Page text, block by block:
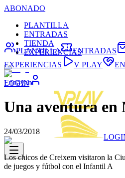
ABONADO
PLANTILLA
ENTRADAS
TIENDA
EXPERIENCIAS
LOGIN
PLANTILLA ENTRADAS
EXPERIENCIAS
V PLAY
Endavant
Una aventura
24/03/2018
Los chicos de Creixem visitaron la
de juegos y fútbol con el Infantil A